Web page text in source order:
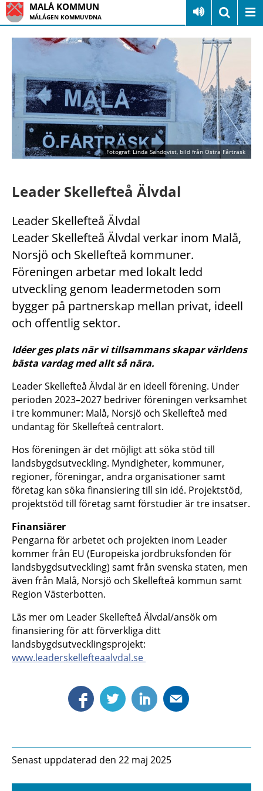
MALÅ KOMMUN
MÁLÁGEN KOMMUVDNA
Fotograf: Linda Sandqvist, bild från Östra Fårträsk
Leader Skellefteå Älvdal
Leader Skellefteå Älvdal
Leader Skellefteå Älvdal verkar inom Malå,
Norsjö och Skellefteå kommuner.
Föreningen arbetar med lokalt ledd
utveckling genom leadermetoden som
bygger på partnerskap mellan privat, ideell
och offentlig sektor.
Idéer ges plats när vi tillsammans skapar världens
bästa vardag med allt så nära.
Leader Skellefteå Älvdal är en ideell förening. Under
perioden 2023–2027 bedriver föreningen verksamhet
i tre kommuner: Malå, Norsjö och Skellefteå med
undantag för Skellefteå centralort.
Hos föreningen är det möjligt att söka stöd till
landsbygdsutveckling. Myndigheter, kommuner,
regioner, föreningar, andra organisationer samt
företag kan söka finansiering till sin idé. Projektstöd,
projektstöd till företag samt förstudier är tre insatser.
Finansiärer
Pengarna för arbetet och projekten inom Leader
kommer från EU (Europeiska jordbruksfonden för
landsbygdsutveckling) samt från svenska staten, men
även från Malå, Norsjö och Skellefteå kommun samt
Region Västerbotten.
Läs mer om Leader Skellefteå Älvdal/ansök om
finansiering för att förverkliga ditt
landsbygdsutvecklingsprojekt:
www.leaderskellefteaalvdal.se
Senast uppdaterad den 22 maj 2025